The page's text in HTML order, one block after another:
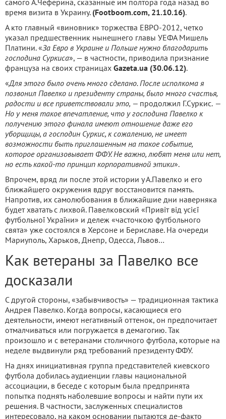
самого А.Чеферина, сказанные им полтора года назад во
время визита в Украину. (Footboom.com, 21.10.16).
А кто главный «виновник» торжества ЕВРО-2012, четко
указал предшественник нынешнего главы УЕФА Мишель
Платини. «За Евро в Украине и Польше нужно благодарить
господина Суркиса», — в частности, приводила признание
француза на своих страницах Gazeta.ua (30.06.12).
«Для этого было очень много сделано. После исполкома я
позвонил Павелко и президенту страны, было много счастья,
радости и все приветствовали это, — продолжил Г.Суркис. —
Но у меня такое впечатление, что у господина Павелко к
получению этого финала имеют отношение даже его
уборщицы, а господин Суркис, к сожалению, не имеет
возможности быть приглашенным на такое событие,
которое организовывает ФФУ. Не важно, любят меня или нет,
но есть какой-то принцип корпоративной этики».
Впрочем, вряд ли после этой истории у А.Павелко и его
ближайшего окружения вдруг восстановится память.
Напротив, их самолюбования в ближайшие дни наверняка
будет хватать с лихвой. Павелковский «Привіт від усієї
футбольної України» и дележ «часточкою футбольного
свята» уже состоялся в Херсоне и Бериславе. На очереди
Мариуполь, Харьков, Днепр, Одесса, Львов…
Как ветераны за Павелко все
досказали
С другой стороны, «забывчивость» — традиционная тактика
Андрея Павелко. Когда вопросы, касающиеся его
деятельности, имеют негативный оттенок, он предпочитает
отмалчиваться или погружается в демагогию. Так
произошло и с ветеранами столичного футбола, которые на
неделе выдвинули ряд требований президенту ФФУ.
На днях инициативная группа представителей киевского
футбола добилась аудиенции главы национальной
ассоциации, в беседе с которым была предпринята
попытка поднять наболевшие вопросы и найти пути их
решения. В частности, заслуженных специалистов
интересовало, на каком основании пытаются де-факто